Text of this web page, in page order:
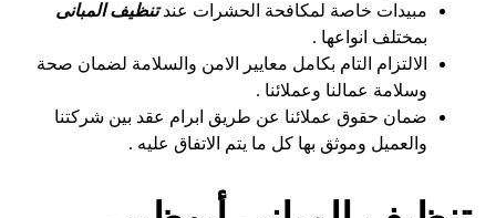
مبيدات خاصة لمكافحة الحشرات عندتنظيف المبانى
بمختلف انواعها .
الالتزام التام بكامل معايير الامن والسلامة لضمان صحة
وسلامة عمالنا وعملائنا .
ضمان حقوق عملائنا عن طريق ابرام عقد بين شركتنا
والعميل وموثق بها كل ما يتم الاتفاق عليه .